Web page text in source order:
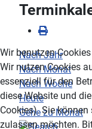
Nach Jahr
Nach Monat
Nach Woche
Heute
Gehe zu Monat
Wir benutzen Cookies
Wir nutzen Cookies
essenziell für den
diese Website und
Cookies). Sie
zulassen möchten.